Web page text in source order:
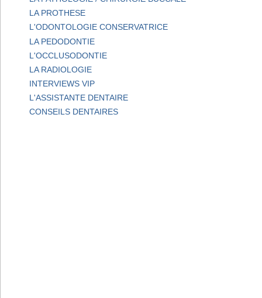
LA PROTHESE
L'ODONTOLOGIE CONSERVATRICE
LA PEDODONTIE
L'OCCLUSODONTIE
LA RADIOLOGIE
INTERVIEWS VIP
L'ASSISTANTE DENTAIRE
CONSEILS DENTAIRES